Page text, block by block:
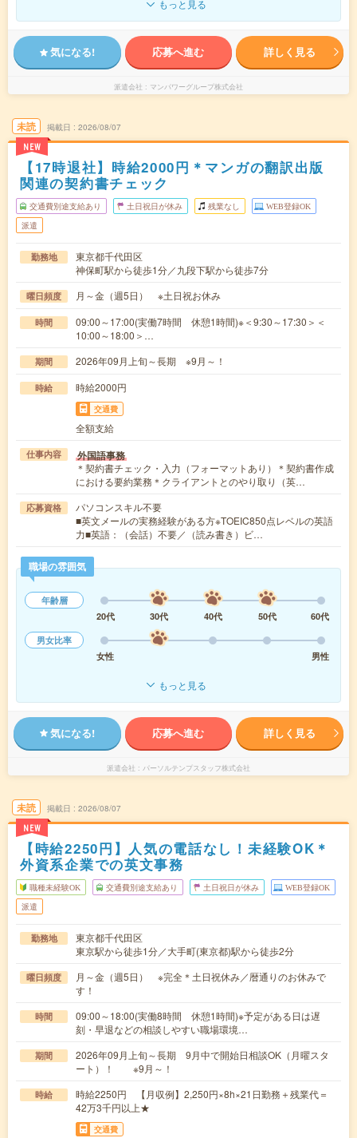
もっと見る
気になる! 応募へ進む 詳しく見る
派遣会社 マンパワーグループ株式会社
未読
NEW
掲載日 2026/08/07
【17時退社】時給2000円＊マンガの翻訳出版
関連の契約書チェック
交通費別途支給あり 土日祝日が休み 残業なし WEB登録OK
派遣
勤務地
東京都千代田区
神保町駅から徒歩1分／九段下駅から徒歩7分
曜日頻度 月～金（週5日） ※土日祝お休み
時間
09:00～17:00(実働7時間 休憩1時間)※＜9:30～17:30＞＜
10:00～18:00＞…
期間 2026年09月上旬～長期 ※9月～！
時給 時給2000円
交通費
全額支給
仕事内容 外国語事務
＊契約書チェック・入力（フォーマットあり）＊契約書作成
における要約業務＊クライアントとのやり取り（英…
応募資格
パソコンスキル不要
■英文メールの実務経験がある方※TOEIC850点レベルの英語
力■英語：（会話）不要／（読み書き）ビ…
職場の雰囲気
年齢層
20代
30代 40代 50代
60代
男女比率
女性
男性
もっと見る
気になる! 応募へ進む 詳しく見る
派遣会社 パーソルテンプスタッフ株式会社
未読
NEW
掲載日 2026/08/07
【時給2250円】人気の電話なし！未経験OK＊
外資系企業での英文事務
職種未経験OK 交通費別途支給あり 土日祝日が休み WEB登録OK
派遣
勤務地
東京都千代田区
東京駅から徒歩1分／大手町(東京都)駅から徒歩2分
曜日頻度
月～金（週5日） ※完全＊土日祝休み／暦通りのお休みで
す！
時間
09:00～18:00(実働8時間 休憩1時間)※予定がある日は遅
刻・早退などの相談しやすい職場環境…
期間
2026年09月上旬～長期 9月中で開始日相談OK（月曜スタ
ート）！ ※9月～！
時給
時給2250円 【月収例】2,250円×8h×21日勤務＋残業代＝
42万3千円以上★
交通費